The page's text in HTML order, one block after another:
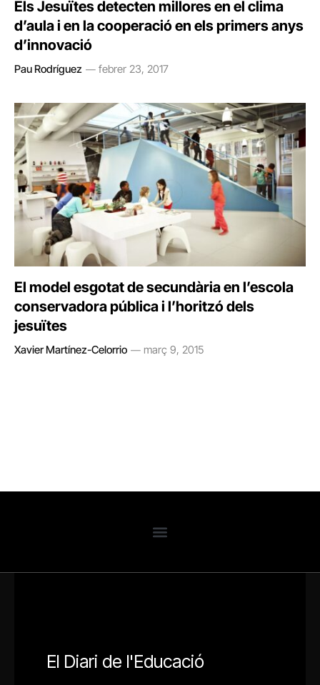
Els Jesuïtes detecten millores en el clima
d’aula i en la cooperació en els primers anys
d’innovació
Pau Rodríguez febrer 23, 2017
El model esgotat de secundària en l’escola
conservadora pública i l’horitzó dels
jesuïtes
Xavier Martínez-Celorrio març 9, 2015